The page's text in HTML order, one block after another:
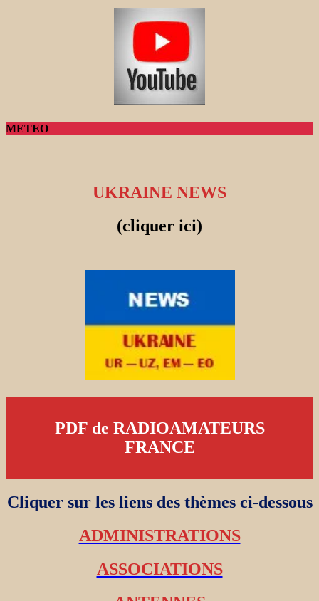
METEO
UKRAINE NEWS
(cliquer ici)
PDF de RADIOAMATEURS
FRANCE
Cliquer sur les liens des thèmes ci-dessous
ADMINISTRATIONS
ASSOCIATIONS